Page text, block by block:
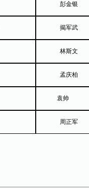
彭金银
揭军武
林斯文
孟庆柏
袁帅
周正军